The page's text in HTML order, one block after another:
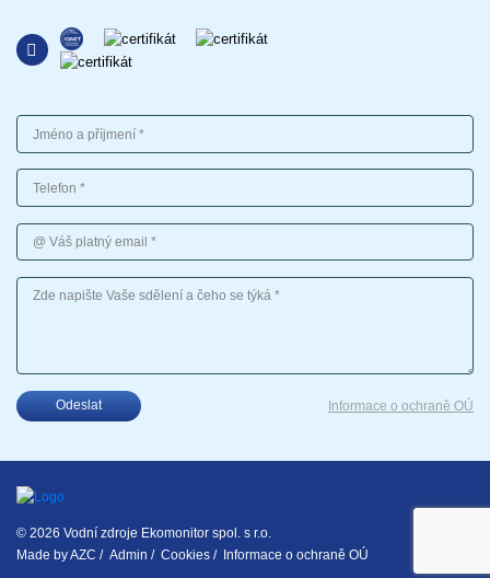
Jméno a příjmení
Telefon
Váš platný email
Vaše sdělení
Odeslat Informace o ochraně OÚ
© 2026 Vodní zdroje Ekomonitor spol. s r.o.
Made byAZC / Admin / Cookies / Informace o ochraně OÚ